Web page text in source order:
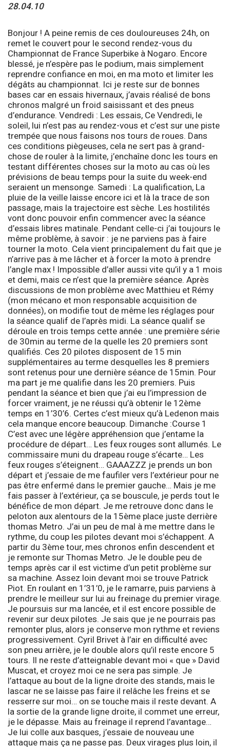
28.04.10
Bonjour ! A peine remis de ces douloureuses 24h, on
remet le couvert pour le second rendez-vous du
Championnat de France Superbike à Nogaro. Encore
blessé, je n’espère pas le podium, mais simplement
reprendre confiance en moi, en ma moto et limiter les
dégâts au championnat. Ici je reste sur de bonnes
bases car en essais hivernaux, j’avais réalisé de bons
chronos malgré un froid saisissant et des pneus
d’endurance. Vendredi : Les essais, Ce Vendredi, le
soleil, lui n’est pas au rendez-vous et c’est sur une piste
trempée que nous faisons nos tours de roues. Dans
ces conditions piègeuses, cela ne sert pas à grand-
chose de rouler à la limite, j’enchaîne donc les tours en
testant différentes choses sur la moto au cas où les
prévisions de beau temps pour la suite du week-end
seraient un mensonge. Samedi : La qualification, La
pluie de la veille laisse encore ici et là la trace de son
passage, mais la trajectoire est sèche. Les hostilités
vont donc pouvoir enfin commencer avec la séance
d’essais libres matinale. Pendant celle-ci j’ai toujours le
même problème, à savoir : je ne parviens pas à faire
tourner la moto. Cela vient principalement du fait que je
n’arrive pas à me lâcher et à forcer la moto à prendre
l’angle max ! Impossible d’aller aussi vite qu’il y a 1 mois
et demi, mais ce n’est que la première séance. Après
discussions de mon problème avec Matthieu et Rémy
(mon mécano et mon responsable acquisition de
données), on modifie tout de même les réglages pour
la séance qualif de l’après midi. La séance qualif se
déroule en trois temps cette année : une première série
de 30min au terme de la quelle les 20 premiers sont
qualifiés. Ces 20 pilotes disposent de 15 min
supplémentaires au terme desquelles les 8 premiers
sont retenus pour une dernière séance de 15min. Pour
ma part je me qualifie dans les 20 premiers. Puis
pendant la séance et bien que j’ai eu l’impression de
forcer vraiment, je ne réussi qu’à obtenir le 12ème
temps en 1’30’6. Certes c’est mieux qu’à Ledenon mais
cela manque encore beaucoup. Dimanche :Course 1
C’est avec une légère appréhension que j’entame la
procédure de départ… Les feux rouges sont allumés. Le
commissaire muni du drapeau rouge s’écarte… Les
feux rouges s’éteignent… GAAAZZZ je prends un bon
départ et j’essaie de me faufiler vers l’extérieur pour ne
pas être enfermé dans le premier gauche… Mais je me
fais passer à l’extérieur, ça se bouscule, je perds tout le
bénéfice de mon départ. Je me retrouve donc dans le
peloton aux alentours de la 15ème place juste derrière
thomas Metro. J’ai un peu de mal à me mettre dans le
rythme, du coup les pilotes devant moi s’échappent. A
partir du 3ème tour, mes chronos enfin descendent et
je remonte sur Thomas Metro. Je le double peu de
temps après car il est victime d’un petit problème sur
sa machine. Assez loin devant moi se trouve Patrick
Piot. En roulant en 1’31’0, je le ramarre, puis parviens à
prendre le meilleur sur lui au freinage du premier virage.
Je poursuis sur ma lancée, et il est encore possible de
revenir sur deux pilotes. Je sais que je ne pourrais pas
remonter plus, alors je conserve mon rythme et reviens
progressivement. Cyril Brivet à l’air en difficulté avec
son pneu arrière, je le double alors qu’il reste encore 5
tours. Il ne reste d’atteignable devant moi « que » David
Muscat, et croyez moi ce ne sera pas simple. Je
l’attaque au bout de la ligne droite des stands, mais le
lascar ne se laisse pas faire il relâche les freins et se
resserre sur moi… on se touche mais il reste devant. A
la sortie de la grande ligne droite, il commet une erreur,
je le dépasse. Mais au freinage il reprend l’avantage…
Je lui colle aux basques, j’essaie de nouveau une
attaque mais ça ne passe pas. Deux virages plus loin, il